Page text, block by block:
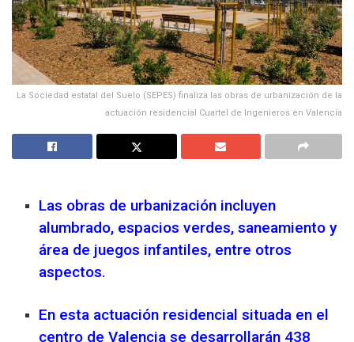
La Sociedad estatal del Suelo (SEPES) finaliza las obras de urbanización de la
actuación residencial Cuartel de Ingenieros en Valencia
Las obras de urbanización incluyen
alumbrado, espacios verdes, saneamiento y
área de juegos infantiles, entre otros
aspectos.
En esta actuación residencial situada en el
centro de Valencia se desarrollarán 438